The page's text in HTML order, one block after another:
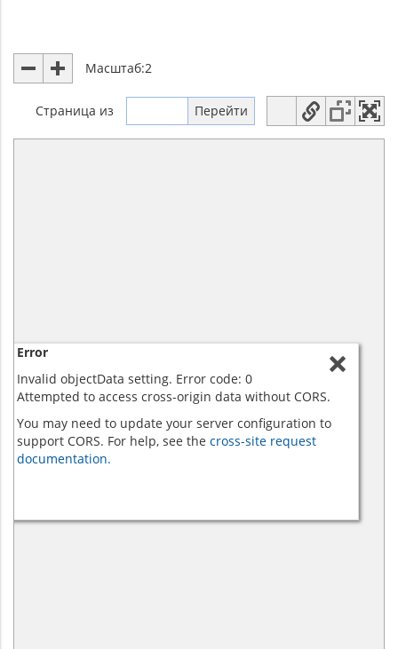
Масштаб:2
Страница из
Error
Invalid objectData setting. Error code: 0
Attempted to access cross-origin data without CORS.
You may need to update your server configuration to
support CORS. For help, see the cross-site request
documentation.